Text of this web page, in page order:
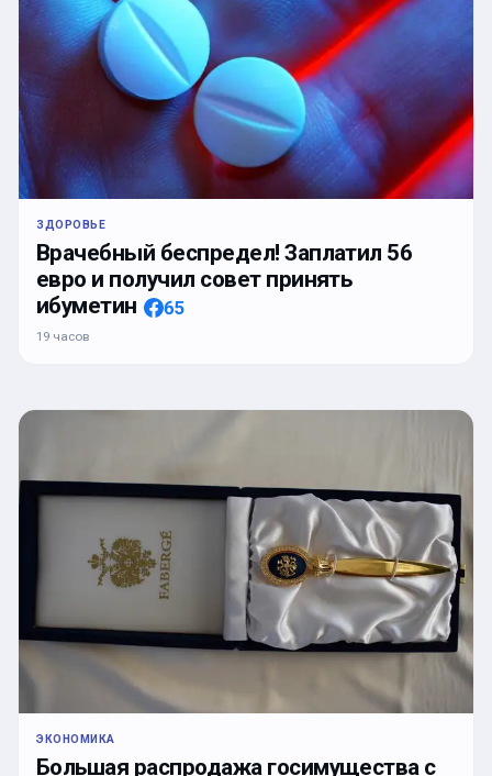
ЗДОРОВЬЕ
Врачебный беспредел! Заплатил 56
евро и получил совет принять
ибуметин
65
19 часов
ЭКОНОМИКА
Большая распродажа госимущества с